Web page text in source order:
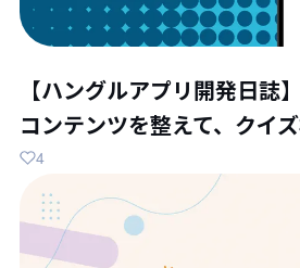
【ハングルアプリ開発日誌
コンテンツを整えて、クイ
4